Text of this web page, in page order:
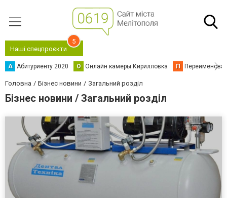
Наші спецпроєкти
5
А Абитуриенту 2020 О Онлайн камеры Кирилловка П
Головна Бізнес новини Загальний розділ
Бізнес новини / Загальний розділ